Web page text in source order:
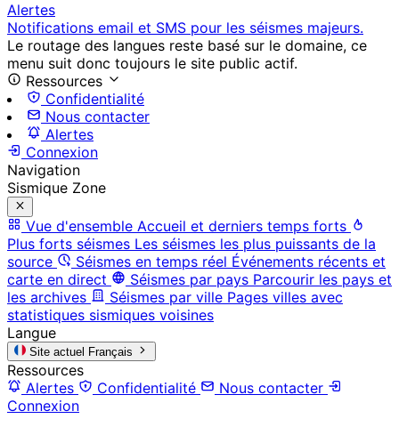
Alertes
Notifications email et SMS pour les séismes majeurs.
Le routage des langues reste basé sur le domaine, ce
menu suit donc toujours le site public actif.
Ressources
Confidentialité
Nous contacter
Alertes
Connexion
Navigation
Sismique Zone
Vue d'ensemble Accueil et derniers temps forts
Plus forts séismes Les séismes les plus puissants de la
source
Séismes en temps réel Événements récents et
carte en direct
Séismes par pays Parcourir les pays et
les archives
Séismes par ville Pages villes avec
statistiques sismiques voisines
Langue
Site actuel Français
Ressources
Alertes
Confidentialité
Nous contacter
Connexion